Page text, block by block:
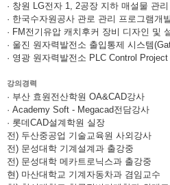
· 창원 LG전자 1, 2공장 지하 매설물 관
· 한국수자원공사 관로 관리 프로그램개
· FM전기유압 캐치후커 장비 디자인 및
· 울진 원자력발전소 출입통제 시스템
· 영광 원자력발전소 PLC Control
강의경력
· 부산 효원전산학원 OA&CAD강사
· Academy Soft - Megacad전담강사
· 롯데CAD설계학원 실장
전) 두산중공업 기술교육원 사외강사
전) 문성대학 기계설계과 출강중
전) 문성대학 메카트로닉스과 출강중
현) 마산대학교 기계자동차과 겸임교수